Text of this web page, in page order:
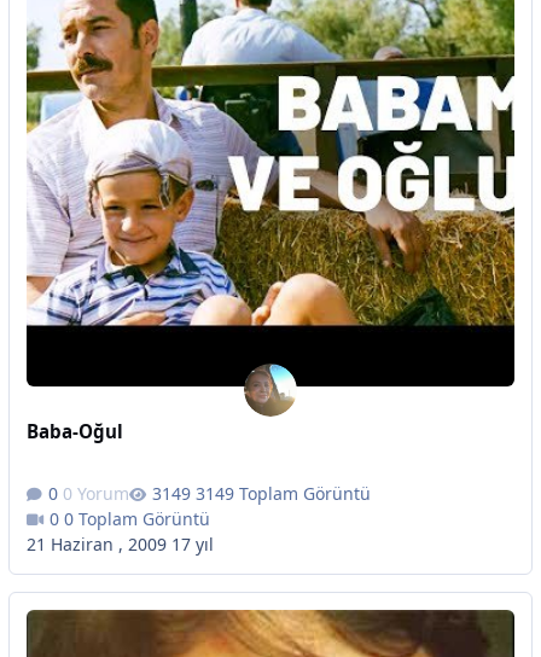
Baba-Oğul
0 Yorum
3149 Toplam Görüntü
0 Toplam Görüntü
21 Haziran , 2009 17 yıl